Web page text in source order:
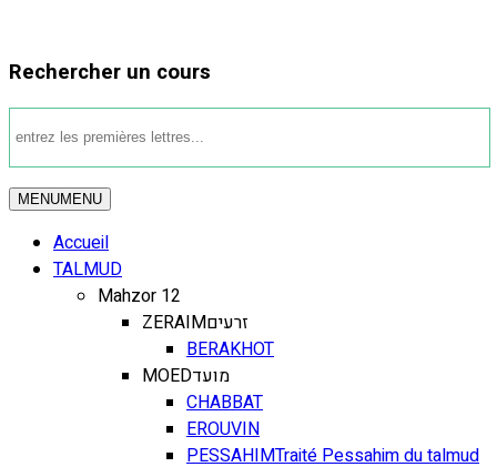
Rechercher un cours
MENUMENU
Accueil
TALMUD
Mahzor 12
ZERAIMזרעים
BERAKHOT
MOEDמועד
CHABBAT
EROUVIN
PESSAHIMTraité Pessahim du talmud